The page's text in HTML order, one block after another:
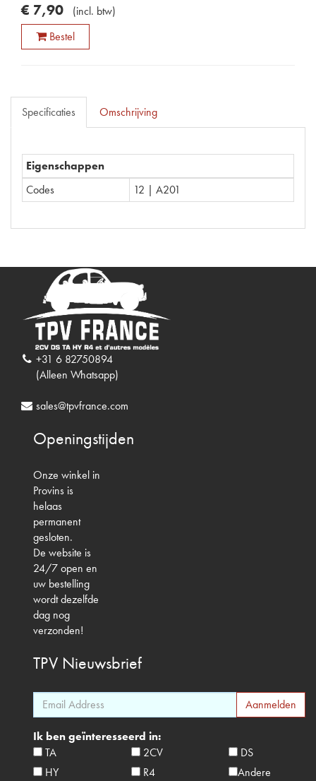
€ 7,90 (incl. btw)
Bestel
Specificaties Omschrijving
Eigenschappen
Codes
12 | A201
+31 6 82750894
(Alleen Whatsapp)
sales@tpvfrance.com
Openingstijden
Onze winkel in
Provins is
helaas
permanent
gesloten.
De website is
24/7 open en
uw bestelling
wordt dezelfde
dag nog
verzonden!
TPV Nieuwsbrief
Ik ben geïnteresseerd in:
TA
2CV
DS
HY
R4
Andere